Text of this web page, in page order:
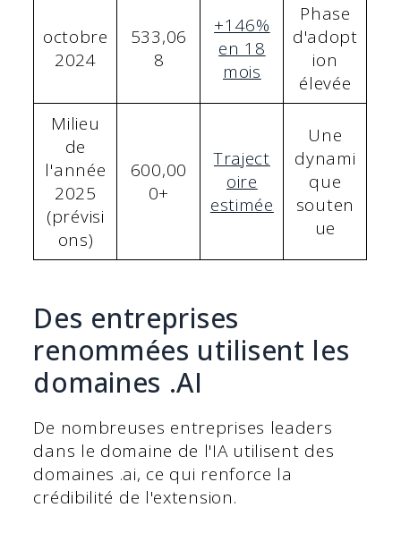
octobre
2024
533,06
8
+146%
en 18
mois
Phase
d'adopt
ion
élevée
Milieu
de
l'année
2025
(prévisi
ons)
600,00
0+
Traject
oire
estimée
Une
dynami
que
souten
ue
Des entreprises
renommées utilisent les
domaines .AI
De nombreuses entreprises leaders
dans le domaine de l'IA utilisent des
domaines .ai, ce qui renforce la
crédibilité de l'extension.